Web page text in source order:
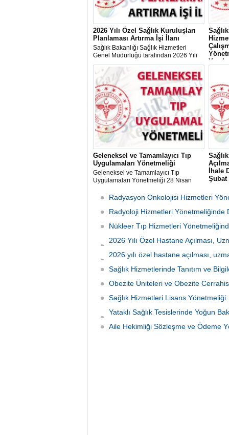
2026 Yılı Özel Sağlık Kuruluşları
Planlaması Artırma İşi İlanı
Sağlık Bakanlığı Sağlık Hizmetleri
Genel Müdürlüğü tarafından 2026 Yılı
Özel Sağlık Kuruluşları Planlaması
Artırma İşi İlanı” yayınladı.
Dair
Tarihli
Geleneksel ve Tamamlayıcı Tıp
Uygulamaları Yönetmeliği
Geleneksel ve Tamamlayıcı Tıp
Uygulamaları Yönetmeliği 28 Nisan
Gazete'de yayımlandı.
İhale
Şubat
2026
Kadro
Tabip
Radyasyon Onkolojisi Hizmetleri
Radyoloji Hizmetleri Yönetmeliğinde
Nükleer Tıp Hizmetleri
2026 Yılı Özel Hastane Açılması,
Arttırma İşi İlanı
2026 yılı özel hastane açılması,
planlama ilanı
Sağlık Hizmetlerinde Tanıtım ve
Obezite Üniteleri ve Obezite
Sağlık Hizmetleri Lisans Yönetmeliği
Yataklı Sağlık Tesislerinde Yoğun
Tebliğde Değişiklik Yapılmasına Dair
Aile Hekimliği Sözleşme ve Ödeme